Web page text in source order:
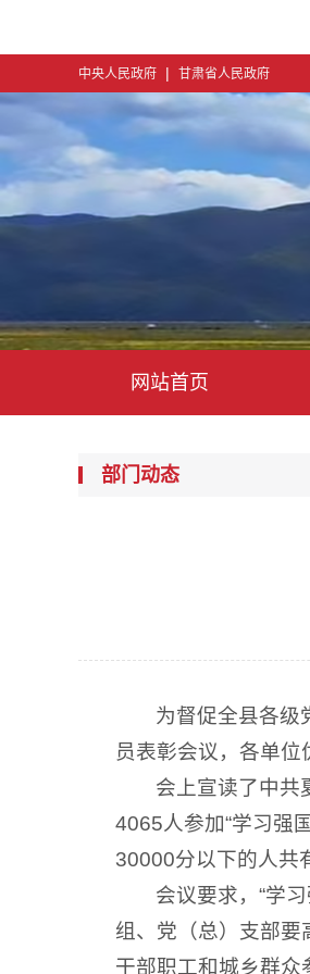
中央人民政府 | 甘肃省人民政府
网站首页
部门动态
为督促全县各级
员表彰会议，各单位
会上宣读了中共
4065人参加“学习强
30000分以下的人共
会议要求，“学
组、党（总）支部
干部职工和城乡群众